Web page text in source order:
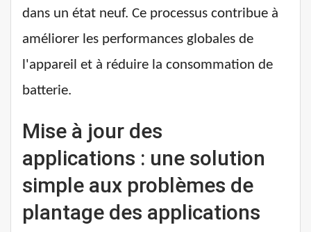
dans un état neuf. Ce processus contribue à
améliorer les performances globales de
l'appareil et à réduire la consommation de
batterie.
Mise à jour des
applications : une solution
simple aux problèmes de
plantage des applications